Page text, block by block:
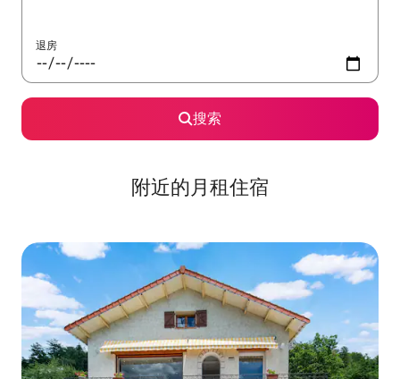
退房
搜索
附近的月租住宿